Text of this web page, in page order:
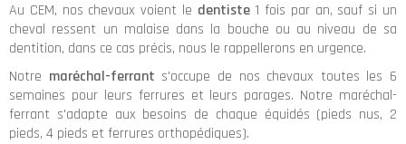
Au CEM, nos chevaux voient le dentiste1 fois par an, sauf si un
cheval ressent un malaise dans la bouche ou au niveau de sa
dentition, dans ce cas précis, nous le rappellerons en urgence.
Notre maréchal-ferrant s'occupe de nos chevaux toutes les 6
semaines pour leurs ferrures et leurs parages. Notre maréchal-
ferrant s'adapte aux besoins de chaque équidés (pieds nus, 2
pieds, 4 pieds et ferrures orthopédiques).